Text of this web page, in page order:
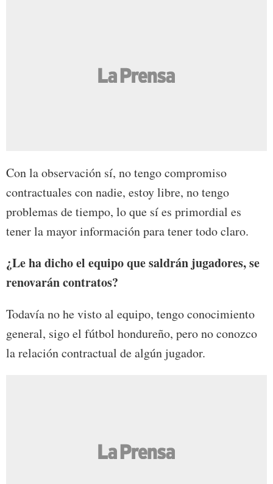
Con la observación sí, no tengo compromiso
contractuales con nadie, estoy libre, no tengo
problemas de tiempo, lo que sí es primordial es
tener la mayor información para tener todo claro.
¿Le ha dicho el equipo que saldrán jugadores, se
renovarán contratos?
Todavía no he visto al equipo, tengo conocimiento
general, sigo el fútbol hondureño, pero no conozco
la relación contractual de algún jugador.